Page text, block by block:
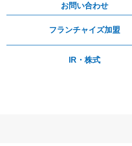
お問い合わせ
フランチャイズ加盟
IR・株式